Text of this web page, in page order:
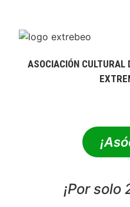
ASOCIACIÓN CULTURAL
¡Por solo